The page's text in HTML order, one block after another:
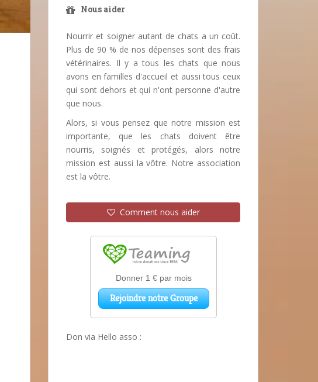
Nous aider
Nourrir et soigner autant de chats a un coût.
Plus de 90 % de nos dépenses sont des frais
vétérinaires. Il y a tous les chats que nous
avons en familles d'accueil et aussi tous ceux
qui sont dehors et qui n'ont personne d'autre
que nous.
Alors, si vous pensez que notre mission est
importante, que les chats doivent être
nourris, soignés et protégés, alors notre
mission est aussi la vôtre. Notre association
est la vôtre.
Comment nous aider
Don via Hello asso :